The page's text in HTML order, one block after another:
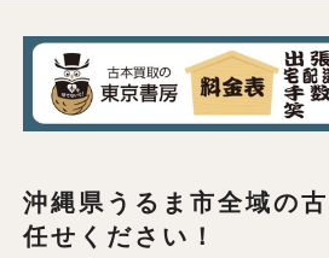
沖縄県うるま市全域の
任せください！